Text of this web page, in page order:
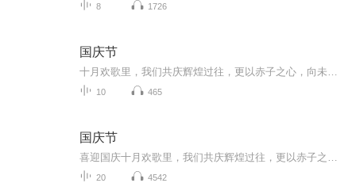
8 1726
国庆节
10 465
国庆节
20 4542